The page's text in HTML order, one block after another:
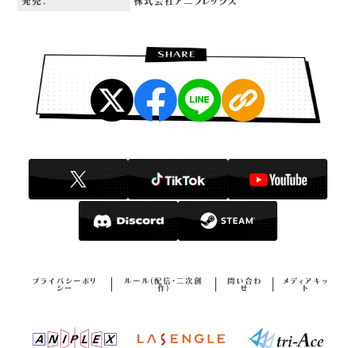
プライバシーポリ
シー
ルール(配信・二次創
作)
問い合わ
せ
メディアキッ
ト